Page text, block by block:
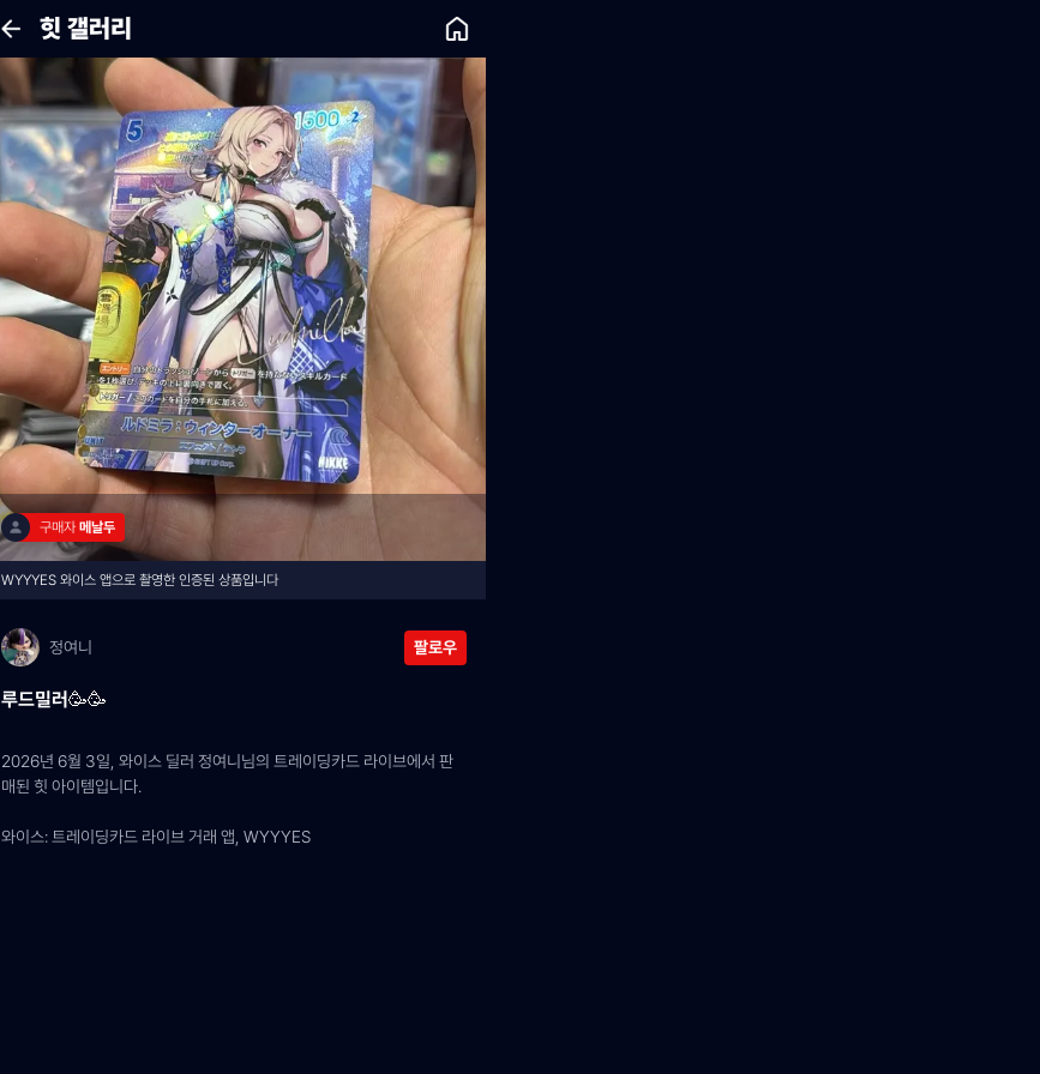
힛 갤러리
구매자 메날두
WYYYES 와이스 앱으로 촬영한 인증된 상품입니다
정여니 팔로우
루드밀러🥳🥳
2026년 6월 3일, 와이스 딜러 정여니님의 트레이딩카드 라이브에서 판
매된 힛 아이템입니다.
와이스: 트레이딩카드 라이브 거래 앱, WYYYES